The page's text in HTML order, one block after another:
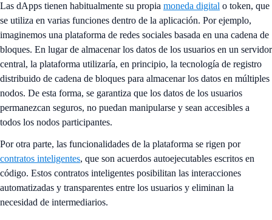
Las dApps tienen habitualmente su propia moneda digital o token, que
se utiliza en varias funciones dentro de la aplicación. Por ejemplo,
imaginemos una plataforma de redes sociales basada en una cadena de
bloques. En lugar de almacenar los datos de los usuarios en un servidor
central, la plataforma utilizaría, en principio, la tecnología de registro
distribuido de cadena de bloques para almacenar los datos en múltiples
nodos. De esta forma, se garantiza que los datos de los usuarios
permanezcan seguros, no puedan manipularse y sean accesibles a
todos los nodos participantes.
Por otra parte, las funcionalidades de la plataforma se rigen por
contratos inteligentes, que son acuerdos autoejecutables escritos en
código. Estos contratos inteligentes posibilitan las interacciones
automatizadas y transparentes entre los usuarios y eliminan la
necesidad de intermediarios.